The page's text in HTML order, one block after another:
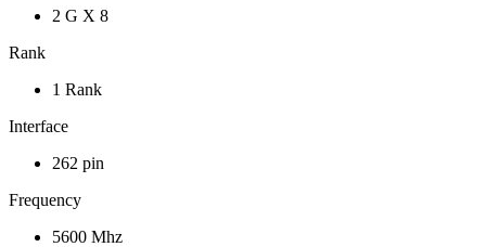
2 G X 8
Rank
1 Rank
Interface
262 pin
Frequency
5600 Mhz